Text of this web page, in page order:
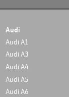
Audi
Audi A1
Audi A3
Audi A4
Audi A5
Audi A6